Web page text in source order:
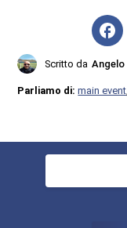
Scritto da
Parliamo di:main event